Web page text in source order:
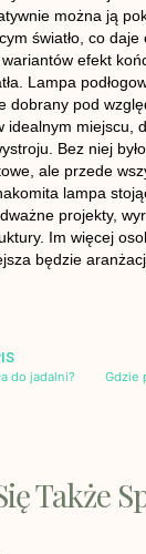
można ją
światło, co daje
efekt
Lampa
dobrany pod
idealnym miejscu,
Bez niej
ale przede
lampa
projekty,
Im więcej
będzie
do jadalni?
Także